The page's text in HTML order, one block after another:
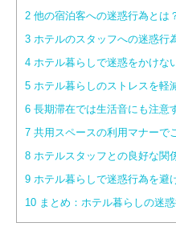
2 他の宿泊客への迷惑行為とは
3 ホテルのスタッフへの迷惑行
4 ホテル暮らしで迷惑をかけな
5 ホテル暮らしのストレスを軽
6 長期滞在では生活音にも注意
7 共用スペースの利用マナーで
8 ホテルスタッフとの良好な関
9 ホテル暮らしで迷惑行為を避
10 まとめ：ホテル暮らしの迷